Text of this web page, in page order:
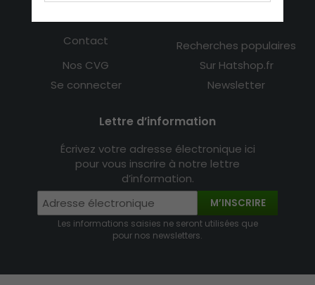
Contact
Nos CVG
Se connecter
Recherches populaires
Sur Hatshop.fr
Newsletter
Lettre d’information
Écrivez votre adresse électronique ici
pour vous inscrire à notre lettre
d’information.
M’INSCRIRE
Les informations saisies ne seront utilisées que
pour nos newsletters.